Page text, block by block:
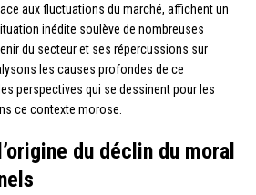
aux fluctuations du marché, affichent un
inédite soulève de nombreuses
du secteur et ses répercussions sur
les causes profondes de ce
perspectives qui se dessinent pour les
ce contexte morose.
du déclin du moral